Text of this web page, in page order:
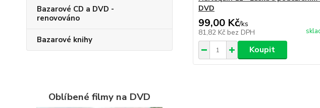
Bazarové CD a DVD -
renovováno
Bazarové knihy
Oblíbené filmy na DVD
DVD
99,00 Kč/ks
81,82 Kč bez DPH
Koupit